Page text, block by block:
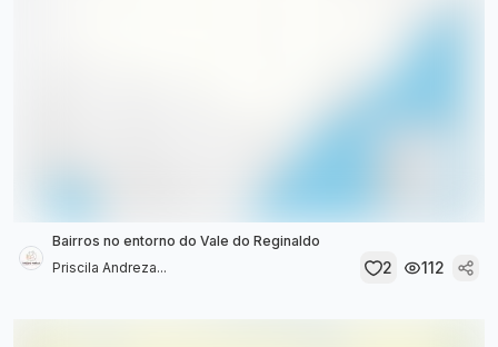
Bairros no entorno do Vale do Reginaldo
Priscila Andreza...
2 112